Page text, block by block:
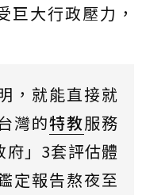
巨大行政壓力，
，就能直接就
灣的特教服務
府」3套評估體
定報告熬夜至